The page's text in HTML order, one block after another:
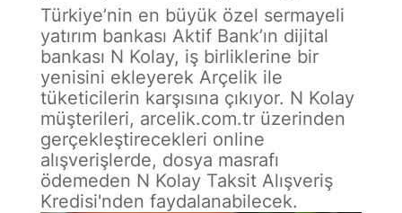
Türkiye’nin en büyük özel sermayeli
yatırım bankası Aktif Bank’ın dijital
bankası N Kolay, iş birliklerine bir
yenisini ekleyerek Arçelik ile
tüketicilerin karşısına çıkıyor. N Kolay
müşterileri, arcelik.com.tr üzerinden
gerçekleştirecekleri online
alışverişlerde, dosya masrafı
ödemeden N Kolay Taksit Alışveriş
Kredisi'nden faydalanabilecek.